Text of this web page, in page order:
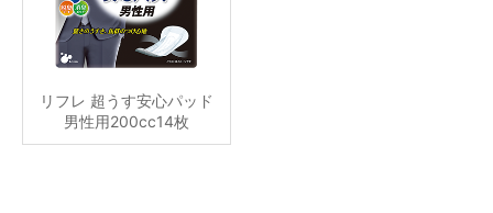
リフレ 超うす安心パッド
男性用200cc14枚